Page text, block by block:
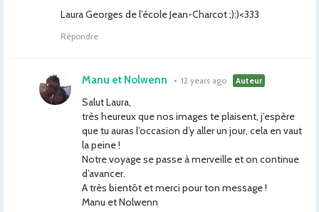
Laura Georges de l’école Jean-Charcot ;):)<333
Répondre
Manu et Nolwenn • 12 years ago Auteur
Salut Laura,
très heureux que nos images te plaisent, j’espère
que tu auras l’occasion d’y aller un jour, cela en vaut
la peine !
Notre voyage se passe à merveille et on continue
d’avancer.
A très bientôt et merci pour ton message !
Manu et Nolwenn